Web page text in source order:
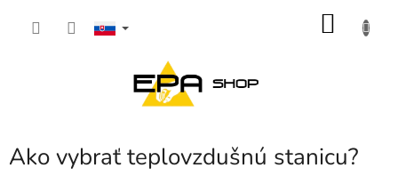
Ako vybrať teplovzdušnú stanicu?